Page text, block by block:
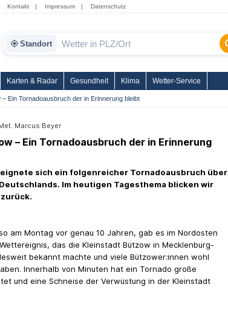
Kontakt | Impressum | Datenschutz
Standort
Karten & Radar Gesundheit Klima Wetter-Service
– Ein Tornadoausbruch der in Erinnerung bleibt
Marcus Beyer
– Ein Tornadoausbruch der in Erinnerung
sich ein folgenreicher Tornadoausbruch über
Im heutigen Tagesthema blicken wir
am Montag vor genau 10 Jahren, gab es im Nordosten
das die Kleinstadt Bützow in Mecklenburg-
bekannt machte und viele Bützower:innen wohl
Innerhalb von Minuten hat ein Tornado große
und eine Schneise der Verwüstung in der Kleinstadt